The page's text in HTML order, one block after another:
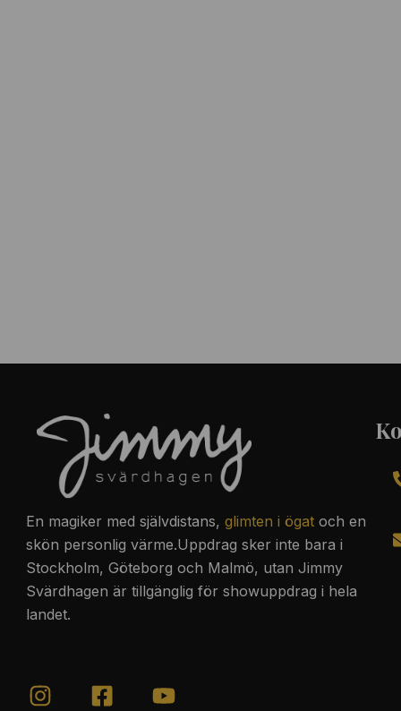
En magiker medsjälvdistans,glimten i ögatoch en
skön personlig värme.Uppdrag sker inte bara i
Stockholm, Göteborg och Malmö, utan Jimmy
Svärdhagen är tillgänglig för showuppdrag i hela
landet.